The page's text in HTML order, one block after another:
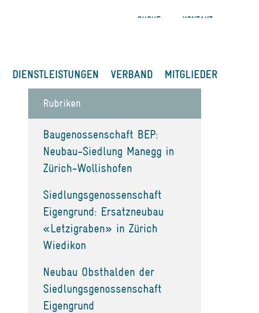
SUCHE KONTAKT
DIENSTLEISTUNGEN VERBAND MITGLIEDER
Rubriken
Baugenossenschaft BEP:
Neubau-Siedlung Manegg in
Zürich-Wollishofen
Siedlungsgenossenschaft
Eigengrund: Ersatzneubau
«Letzigraben» in Zürich
Wiedikon
Neubau Obsthalden der
Siedlungsgenossenschaft
Eigengrund